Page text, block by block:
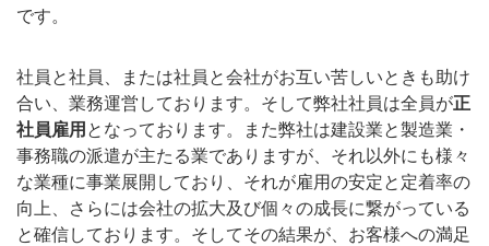
です。
社員と社員、または社員と会社がお互い苦しいときも助け
合い、業務運営しております。そして弊社社員は全員が正
社員雇用 となっております。また弊社は建設業と製造業・
事務職の派遣が主たる業でありますが、それ以外にも様々
な業種に事業展開しており、それが雇用の安定と定着率の
向上、さらには会社の拡大及び個々の成長に繋がっている
と確信しております。そしてその結果が、お客様への満足